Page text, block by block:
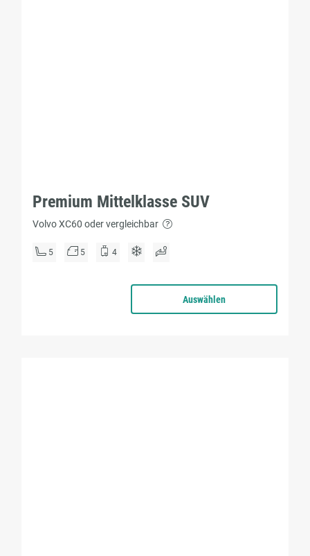
Premium Mittelklasse SUV
Volvo XC60 oder vergleichbar
5 5 4
Auswählen